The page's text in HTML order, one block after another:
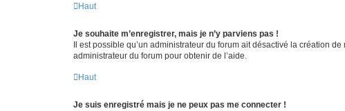
Haut
Je souhaite m’enregistrer, mais je n’y parviens pas !
Il est possible qu’un administrateur du forum ait désactivé la création
administrateur du forum pour obtenir de l’aide.
Haut
Je suis enregistré mais je ne peux pas me connecter !